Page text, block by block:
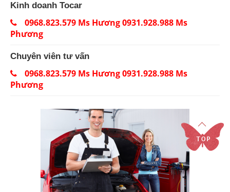
Kinh doanh Tocar
0968.823.579 Ms Hương 0931.928.988 Ms
Phương
Chuyên viên tư vấn
0968.823.579 Ms Hương 0931.928.988 Ms
Phương